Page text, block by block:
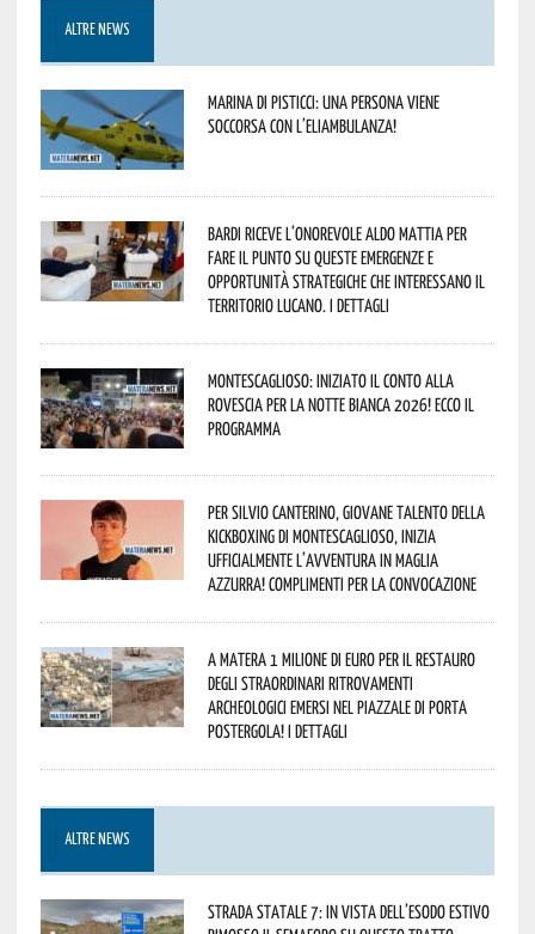
ALTRE NEWS
Marina di Pisticci: una persona viene
soccorsa con l’eliambulanza!
Bardi riceve l’onorevole Aldo Mattia per
fare il punto su queste emergenze e
opportunità strategiche che interessano il
territorio lucano. I dettagli
Montescaglioso: iniziato il conto alla
rovescia per la Notte Bianca 2026! Ecco il
programma
Per Silvio Canterino, giovane talento della
kickboxing di Montescaglioso, inizia
ufficialmente l’avventura in maglia
azzurra! Complimenti per la convocazione
A Matera 1 milione di euro per il restauro
degli straordinari ritrovamenti
archeologici emersi nel piazzale di Porta
Postergola! I dettagli
ALTRE NEWS
Strada statale 7: in vista dell’esodo estivo